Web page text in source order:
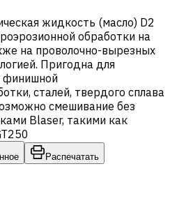
жидкость (масло) D2
обработки на
на проволочно-вырезных
Пригодна для
финишной
сталей, твердого сплава
смешивание без
Blaser, такими как
Распечатать